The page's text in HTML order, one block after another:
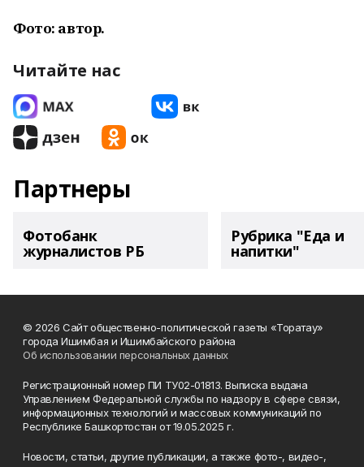
Фото: автор.
Читайте нас
Партнеры
Фотобанк
журналистов РБ
Рубрика "Еда и
напитки"
© 2026 Сайт общественно-политической газеты «Торатау»
города Ишимбая и Ишимбайского района
Об использовании персональных данных
Регистрационный номер ПИ ТУ02-01813. Выписка выдана
Управлением Федеральной службы по надзору в сфере связи,
информационных технологий и массовых коммуникаций по
Республике Башкортостан от 19.05.2025 г.
Новости, статьи, другие публикации, а также фото-, видео-,